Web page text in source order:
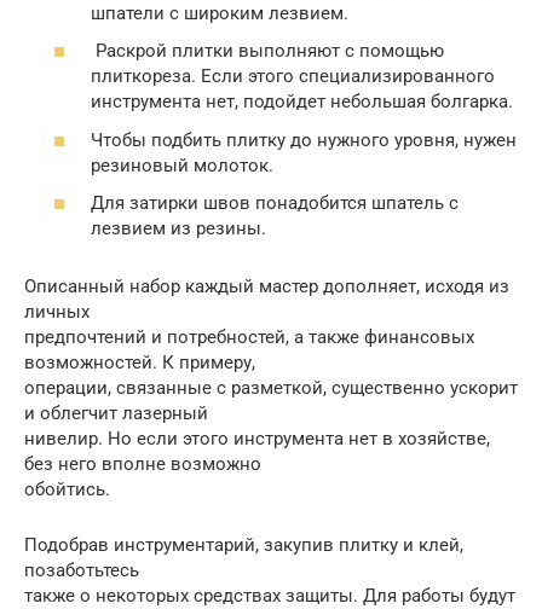
шпатели с широким лезвием.
Раскрой плитки выполняют с помощью
плиткореза. Если этого специализированного
инструмента нет, подойдет небольшая болгарка.
Чтобы подбить плитку до нужного уровня, нужен
резиновый молоток.
Для затирки швов понадобится шпатель с
лезвием из резины.
Описанный набор каждый мастер дополняет, исходя из
личных
предпочтений и потребностей, а также финансовых
возможностей. К примеру,
операции, связанные с разметкой, существенно ускорит
и облегчит лазерный
нивелир. Но если этого инструмента нет в хозяйстве,
без него вполне возможно
обойтись.
Подобрав инструментарий, закупив плитку и клей,
позаботьтесь
также о некоторых средствах защиты. Для работы будут